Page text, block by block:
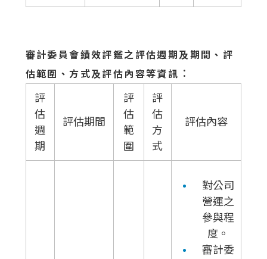
審計委員會績效評鑑之評估週期及期間、評
估範圍、方式及評估內容等資訊 ：
評
估
週
期
評估期間
評
估
範
圍
評
估
方
式
評估內容
對公司
營運之
參與程
度。
審計委